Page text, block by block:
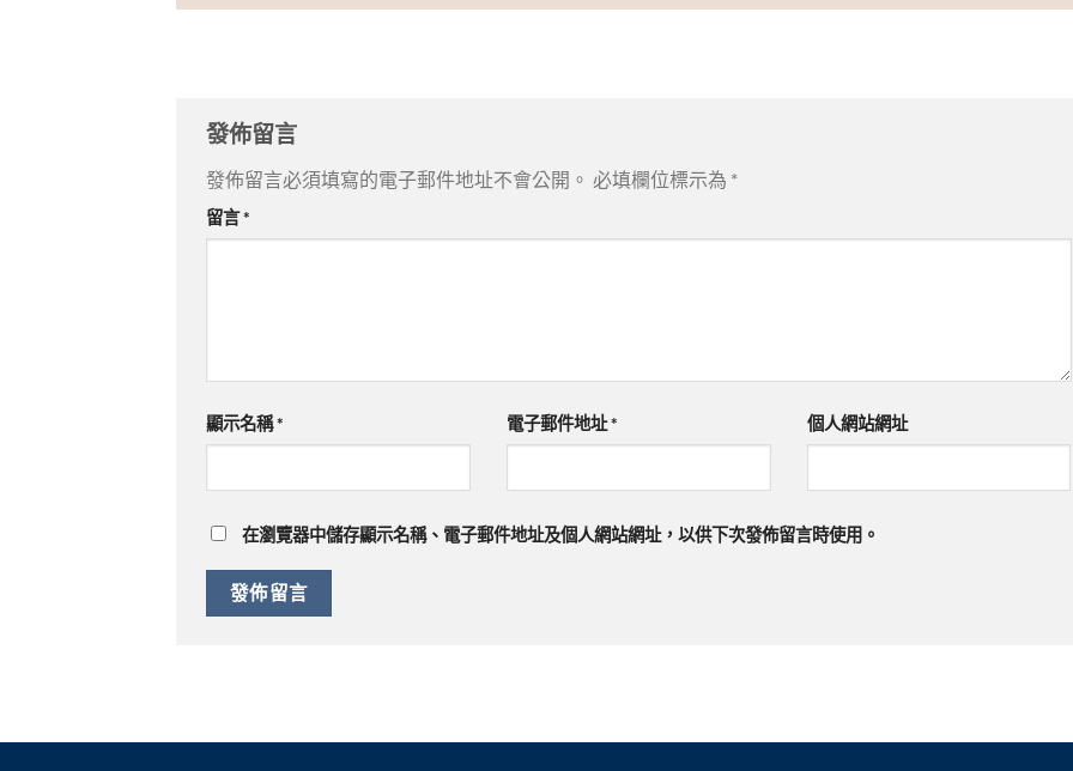
發佈留言
發佈留言必須填寫的電子郵件地址不會公開。 必填欄位標示為 *
留言*
顯示名稱* 電子郵件地址* 個人網站網址
在瀏覽器中儲存顯示名稱、電子郵件地址及個人網站網址，以供下次發佈留言時使用。